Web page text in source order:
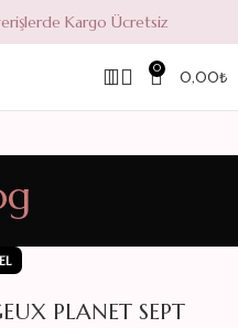
Kargo Ücretsiz
0 0,00₺
PLANET SEPT